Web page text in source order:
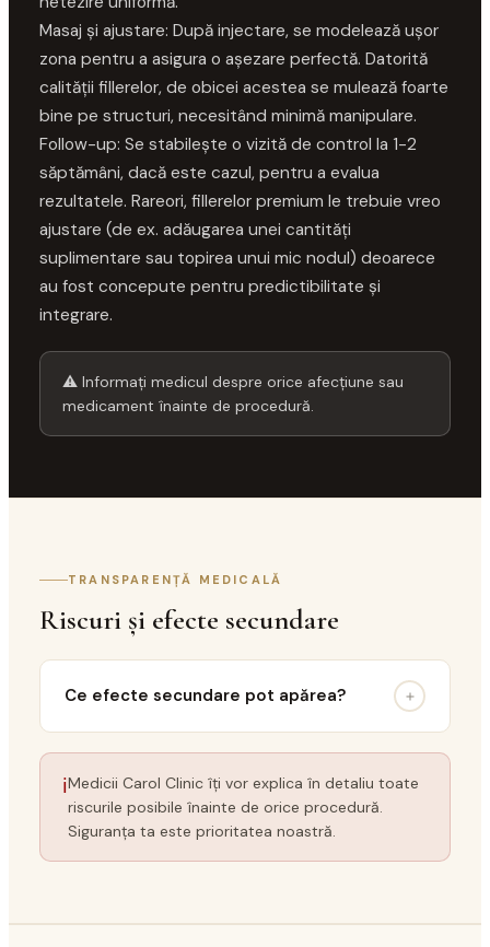
Masaj și ajustare: După injectare, se modelează ușor
zona pentru a asigura o așezare perfectă. Datorită
calității fillerelor, de obicei acestea se mulează foarte
bine pe structuri, necesitând minimă manipulare.
Follow-up: Se stabilește o vizită de control la 1-2
săptămâni, dacă este cazul, pentru a evalua
rezultatele. Rareori, fillerelor premium le trebuie vreo
ajustare (de ex. adăugarea unei cantități
suplimentare sau topirea unui mic nodul) deoarece
au fost concepute pentru predictibilitate și
integrare.
⚠ Informați medicul despre orice afecțiune sau
medicament înainte de procedură.
TRANSPARENȚĂ MEDICALĂ
Riscuri și efecte secundare
Ce efecte secundare pot apărea?
ℹMedicii Carol Clinic îți vor explica în detaliu toate
riscurile posibile înainte de orice procedură.
Siguranța ta este prioritatea noastră.